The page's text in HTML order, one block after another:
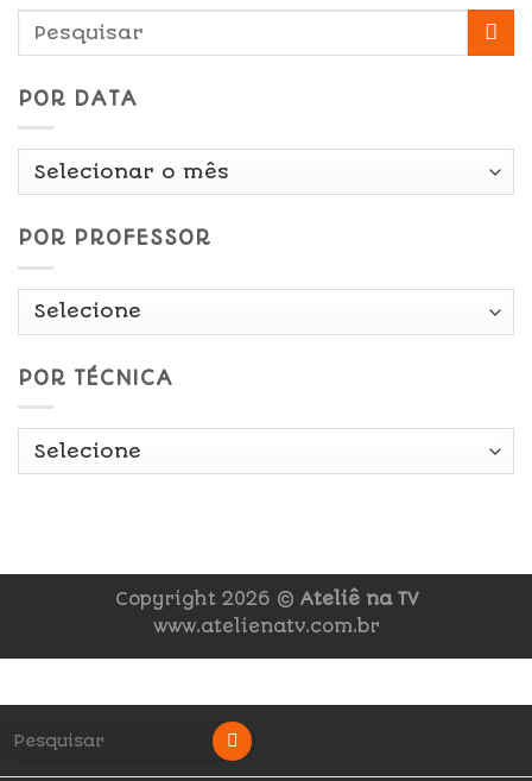
POR DATA
Por
POR PROFESSOR
POR TÉCNICA
Copyright 2026 © Ateliê na TV
www.atelienatv.com.br